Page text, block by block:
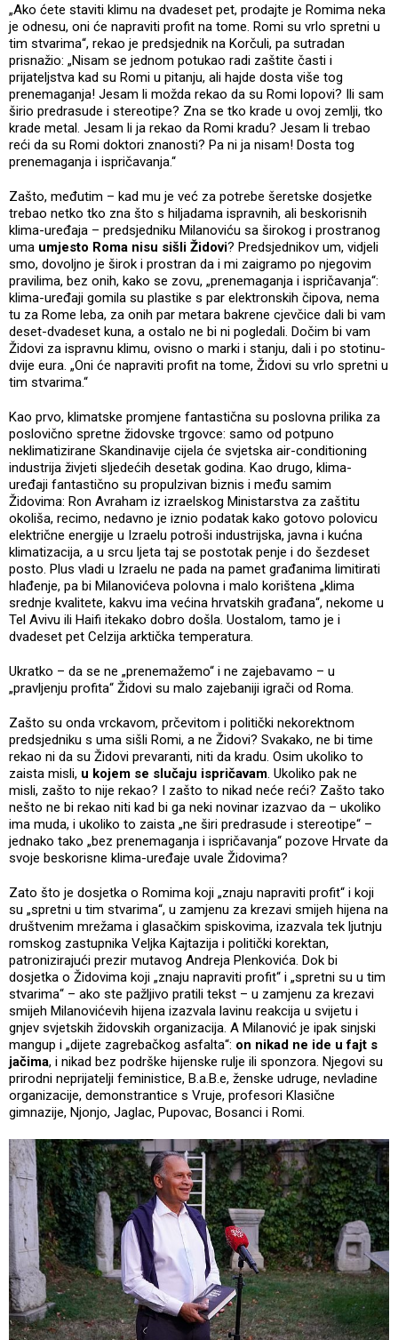
„Ako ćete staviti klimu na dvadeset pet, prodajte je Romima neka
je odnesu, oni će napraviti profit na tome. Romi su vrlo spretni u
tim stvarima“, rekao je predsjednik na Korčuli, pa sutradan
prisnažio: „Nisam se jednom potukao radi zaštite časti i
prijateljstva kad su Romi u pitanju, ali hajde dosta više tog
prenemaganja! Jesam li možda rekao da su Romi lopovi? Ili sam
širio predrasude i stereotipe? Zna se tko krade u ovoj zemlji, tko
krade metal. Jesam li ja rekao da Romi kradu? Jesam li trebao
reći da su Romi doktori znanosti? Pa ni ja nisam! Dosta tog
prenemaganja i ispričavanja.“
Zašto, međutim – kad mu je već za potrebe šeretske dosjetke
trebao netko tko zna što s hiljadama ispravnih, ali beskorisnih
klima-uređaja – predsjedniku Milanoviću sa širokog i prostranog
uma umjesto Roma nisu sišli Židovi? Predsjednikov um, vidjeli
smo, dovoljno je širok i prostran da i mi zaigramo po njegovim
pravilima, bez onih, kako se zovu, „prenemaganja i ispričavanja“:
klima-uređaji gomila su plastike s par elektronskih čipova, nema
tu za Rome leba, za onih par metara bakrene cjevčice dali bi vam
deset-dvadeset kuna, a ostalo ne bi ni pogledali. Dočim bi vam
Židovi za ispravnu klimu, ovisno o marki i stanju, dali i po stotinu-
dvije eura. „Oni će napraviti profit na tome, Židovi su vrlo spretni u
tim stvarima.“
Kao prvo, klimatske promjene fantastična su poslovna prilika za
poslovično spretne židovske trgovce: samo od potpuno
neklimatizirane Skandinavije cijela će svjetska air-conditioning
industrija živjeti sljedećih desetak godina. Kao drugo, klima-
uređaji fantastično su propulzivan biznis i među samim
Židovima: Ron Avraham iz izraelskog Ministarstva za zaštitu
okoliša, recimo, nedavno je iznio podatak kako gotovo polovicu
električne energije u Izraelu potroši industrijska, javna i kućna
klimatizacija, a u srcu ljeta taj se postotak penje i do šezdeset
posto. Plus vladi u Izraelu ne pada na pamet građanima limitirati
hlađenje, pa bi Milanovićeva polovna i malo korištena „klima
srednje kvalitete, kakvu ima većina hrvatskih građana“, nekome u
Tel Avivu ili Haifi itekako dobro došla. Uostalom, tamo je i
dvadeset pet Celzija arktička temperatura.
Ukratko – da se ne „prenemažemo“ i ne zajebavamo – u
„pravljenju profita“ Židovi su malo zajebaniji igrači od Roma.
Zašto su onda vrckavom, prčevitom i politički nekorektnom
predsjedniku s uma sišli Romi, a ne Židovi? Svakako, ne bi time
rekao ni da su Židovi prevaranti, niti da kradu. Osim ukoliko to
zaista misli, u kojem se slučaju ispričavam. Ukoliko pak ne
misli, zašto to nije rekao? I zašto to nikad neće reći? Zašto tako
nešto ne bi rekao niti kad bi ga neki novinar izazvao da – ukoliko
ima muda, i ukoliko to zaista „ne širi predrasude i stereotipe“ –
jednako tako „bez prenemaganja i ispričavanja“ pozove Hrvate da
svoje beskorisne klima-uređaje uvale Židovima?
Zato što je dosjetka o Romima koji „znaju napraviti profit“ i koji
su „spretni u tim stvarima“, u zamjenu za krezavi smijeh hijena na
društvenim mrežama i glasačkim spiskovima, izazvala tek ljutnju
romskog zastupnika Veljka Kajtazija i politički korektan,
patronizirajući prezir mutavog Andreja Plenkovića. Dok bi
dosjetka o Židovima koji „znaju napraviti profit“ i „spretni su u tim
stvarima“ – ako ste pažljivo pratili tekst – u zamjenu za krezavi
smijeh Milanovićevih hijena izazvala lavinu reakcija u svijetu i
gnjev svjetskih židovskih organizacija. A Milanović je ipak sinjski
mangup i „dijete zagrebačkog asfalta“: on nikad ne ide u fajt s
jačima, i nikad bez podrške hijenske rulje ili sponzora. Njegovi su
prirodni neprijatelji feministice, B.a.B.e, ženske udruge, nevladine
organizacije, demonstrantice s Vruje, profesori Klasične
gimnazije, Njonjo, Jaglac, Pupovac, Bosanci i Romi.